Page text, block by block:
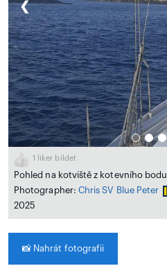
❮
1 liker bildet
Pohled na kotviště z kotevního bodu
Photographer: Chris SV Blue Peter
2025
📸 Nahrát fotografii